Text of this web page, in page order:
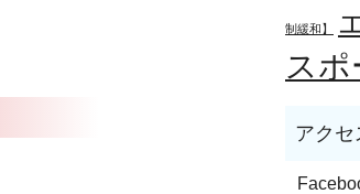
制緩和】
スポ